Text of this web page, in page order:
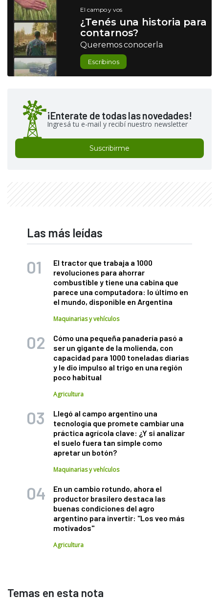
El campo y vos
¿Tenés una historia para
contarnos?
Queremos conocerla
Escribinos
¡Enterate de todas las novedades!
Ingresá tu e-mail y recibí nuestro newsletter
Suscribirme
Las más leídas
El tractor que trabaja a 1000
revoluciones para ahorrar
combustible y tiene una cabina que
parece una computadora: lo último en
el mundo, disponible en Argentina
Maquinarias y vehículos
Cómo una pequeña panadería pasó a
ser un gigante de la molienda, con
capacidad para 1000 toneladas diarias
y le dio impulso al trigo en una región
poco habitual
Agricultura
Llegó al campo argentino una
tecnología que promete cambiar una
práctica agrícola clave: ¿Y si analizar
el suelo fuera tan simple como
apretar un botón?
Maquinarias y vehículos
En un cambio rotundo, ahora el
productor brasilero destaca las
buenas condiciones del agro
argentino para invertir: "Los veo más
motivados"
Agricultura
Temas en esta nota